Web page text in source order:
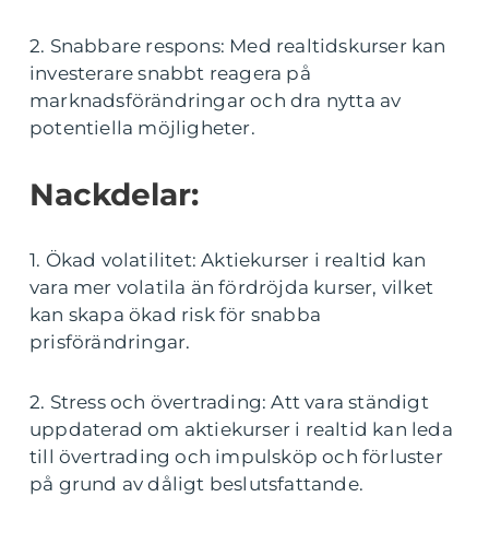
2. Snabbare respons: Med realtidskurser kan
investerare snabbt reagera på
marknadsförändringar och dra nytta av
potentiella möjligheter.
Nackdelar:
1. Ökad volatilitet: Aktiekurser i realtid kan
vara mer volatila än fördröjda kurser, vilket
kan skapa ökad risk för snabba
prisförändringar.
2. Stress och övertrading: Att vara ständigt
uppdaterad om aktiekurser i realtid kan leda
till övertrading och impulsköp och förluster
på grund av dåligt beslutsfattande.